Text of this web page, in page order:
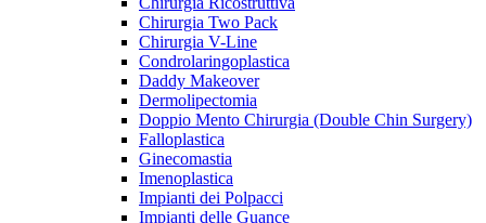
Chirurgia Two Pack
Chirurgia V-Line
Condrolaringoplastica
Daddy Makeover
Dermolipectomia
Doppio Mento Chirurgia (Double Chin Surgery)
Falloplastica
Ginecomastia
Imenoplastica
Impianti dei Polpacci
Impianti delle Guance